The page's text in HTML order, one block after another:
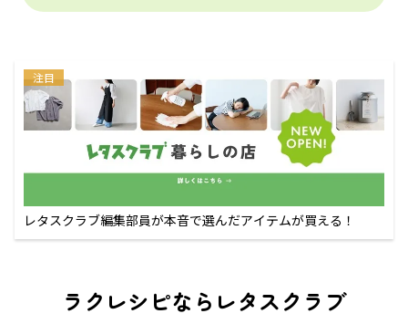
注目
レタスクラブ編集部員が本音で選んだアイテムが買える！
ラクレシピならレタスクラブ